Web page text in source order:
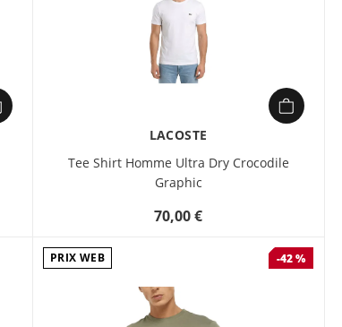
LACOSTE
Tee Shirt Homme Ultra Dry Crocodile
Graphic
70,00 €
PRIX WEB -42 %